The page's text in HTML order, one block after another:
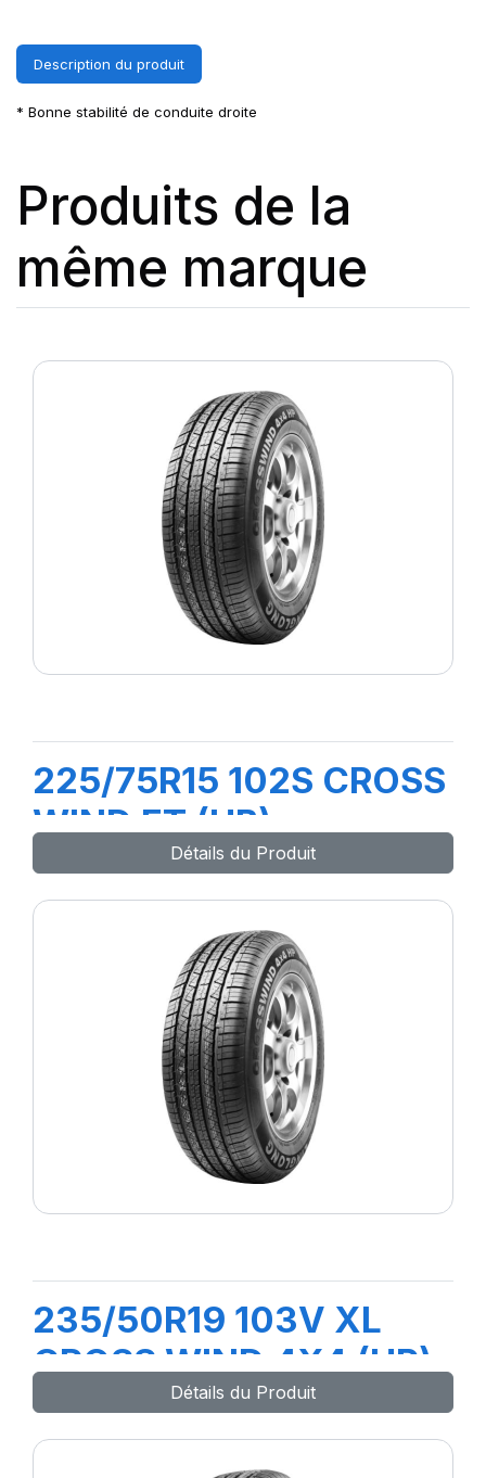
Description du produit
* Bonne stabilité de conduite droite
Produits de la
même marque
225/75R15 102S CROSS
WIND ET (HB)
Détails du Produit
235/50R19 103V XL
CROSS WIND 4X4 (HP)
Détails du Produit